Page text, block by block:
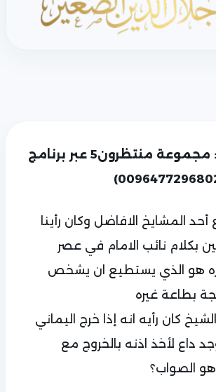
حيدر السراي: مجموعة منتظرون5 عبر برنامج
المشايخ الافاضل وكان رأينا
بكلام نائب الامام في عصر
هو الذي يستطيع ان يشخص
بطاعة غيره
كان رأيه انه إذا خرج اليماني
داع لأخذ اذنه بالخروج مع
هو الصواب؟